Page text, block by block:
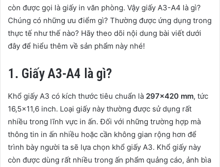
còn được gọi là giấy in văn phòng. Vậy giấy A3-A4 là gì?
Chúng có những ưu điểm gì? Thường được ứng dụng trong
thực tế như thế nào? Hãy theo dõi nội dung bài viết dưới
đây để hiểu thêm về sản phẩm này nhé!
1. Giấy A3-A4 là gì?
Khổ giấy A3 có kích thước tiêu chuẩn là 297×420 mm, tức
16,5×11,6 inch. Loại giấy này thường được sử dụng rất
nhiều trong lĩnh vực in ấn. Đối với những trường hợp mà
thông tin in ấn nhiều hoặc cần không gian rộng hơn để
trình bày người ta sẽ lựa chọn khổ giấy A3. Khổ giấy này
còn được dùng rất nhiều trong ấn phẩm quảng cáo, ảnh bìa